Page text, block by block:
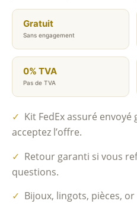
Gratuit
Sans engagement
0% TVA
Pas de TVA
✓ Kit FedEx assuré
acceptez l’offre.
✓ Retour garanti si vous
questions.
✓ Bijoux, lingots, pièces,